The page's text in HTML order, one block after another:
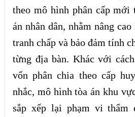
theo mô hình phân cấp mới
án nhân dân, nhằm nâng
tranh chấp và bảo đảm tính
từng địa bàn. Khác với
vốn phân chia theo cấp
nhắc, mô hình tòa án khu
sắp xếp lại phạm vi thẩm